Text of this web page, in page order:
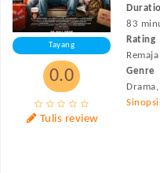
Tayang
0.0
Tulis review
83
Rating
Remaja
Genre